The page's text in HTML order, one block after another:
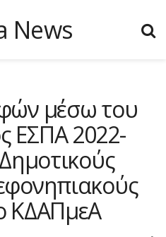
μέσω του
ΕΣΠΑ 2022-
ΚΔΑΠμεΑ